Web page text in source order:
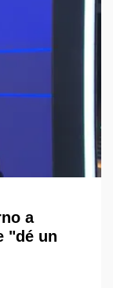
a
"dé un